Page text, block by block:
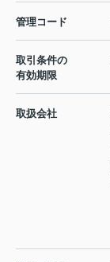
管理コード
取引条件の
有効期限
取扱会社